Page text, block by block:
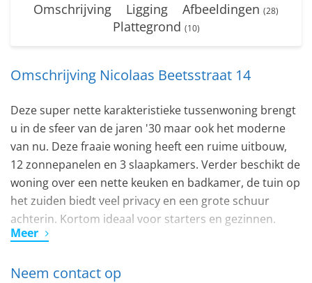
Omschrijving Ligging Afbeeldingen (28)
Plattegrond (10)
Omschrijving Nicolaas Beetsstraat 14
Deze super nette karakteristieke tussenwoning brengt
u in de sfeer van de jaren '30 maar ook het moderne
van nu. Deze fraaie woning heeft een ruime uitbouw,
12 zonnepanelen en 3 slaapkamers. Verder beschikt de
woning over een nette keuken en badkamer, de tuin op
het zuiden biedt veel privacy en een grote schuur
achterin. Kortom ideaal voor starters en gezinnen.
Indeling: hal/entree, meterkast, trapopgang en
Meer
Neem contact op